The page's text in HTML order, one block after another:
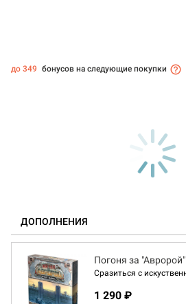
до 349 бонусов на следующие покупки
ДОПОЛНЕНИЯ
Погоня за
Сразиться с
1 290 ₽